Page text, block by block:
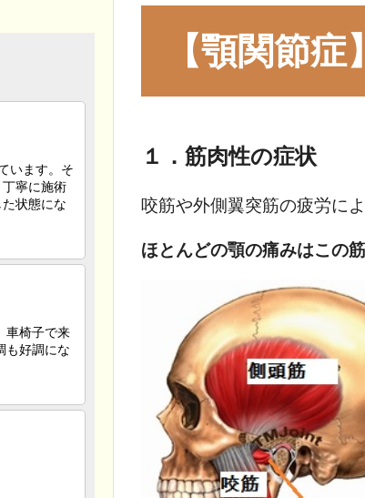
【顎関節
１．筋肉性の症状
咬筋や外側翼突筋の疲労に
ほとんどの顎の痛みはこの